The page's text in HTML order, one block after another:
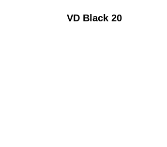
VD Black 20